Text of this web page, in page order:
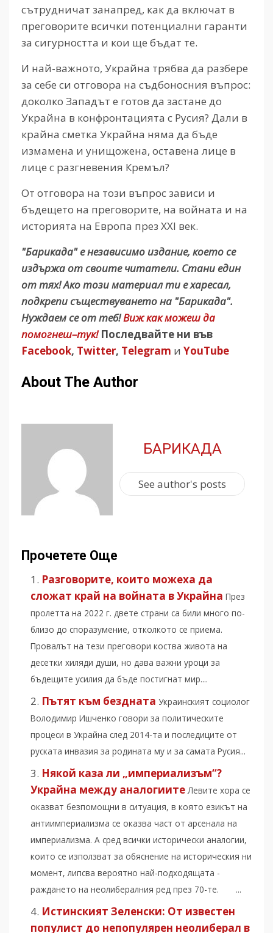
сътрудничат занапред, как да включат в
преговорите всички потенциални гаранти
за сигурността и кои ще бъдат те.
И най-важното, Украйна трябва да разбере
за себе си отговора на съдбоносния въпрос:
доколко Западът е готов да застане до
Украйна в конфронтацията с Русия? Дали в
крайна сметка Украйна няма да бъде
измамена и унищожена, оставена лице в
лице с разгневения Кремъл?
От отговора на този въпрос зависи и
бъдещето на преговорите, на войната и на
историята на Европа през XXI век.
"Барикада" е независимо издание, което се
издържа от своите читатели. Стани един
от тях! Ако този материал ти е харесал,
подкрепи съществуването на "Барикада".
Нуждаем се от теб!Виж как можеш да
помогнеш–тук! Последвайте ни във
Facebook, Twitter, Telegram и YouTube
About The Author
БАРИКАДА
See author's posts
Прочетете Още
Разговорите, които можеха да
сложат край на войната в Украйна През
пролетта на 2022 г. двете страни са били много по-
близо до споразумение, отколкото се приема.
Провалът на тези преговори коства живота на
десетки хиляди души, но дава важни уроци за
бъдещите усилия да бъде постигнат мир....
Пътят към бездната Украинският социолог
Володимир Ишченко говори за политическите
процеси в Украйна след 2014-та и последиците от
руската инвазия за родината му и за самата Русия...
Някой каза ли „империализъм“?
Украйна между аналогиите Левите хора се
оказват безпомощни в ситуация, в която езикът на
антиимпериализма се оказва част от арсенала на
империализма. А сред всички исторически аналогии,
които се използват за обяснение на историческия ни
момент, липсва вероятно най-подходящата -
раждането на неолибералния ред през 70-те. ...
Истинският Зеленски: Oт известен
популист до непопулярен неолиберал в